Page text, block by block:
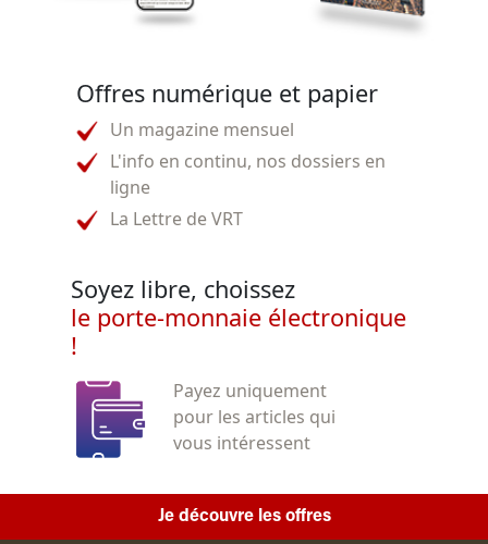
Offres numérique et papier
Un magazine mensuel
L'info en continu, nos dossiers en
ligne
La Lettre de VRT
Soyez libre, choissez
le porte-monnaie électronique
!
Payez uniquement
pour les articles qui
vous intéressent
Je découvre les offres